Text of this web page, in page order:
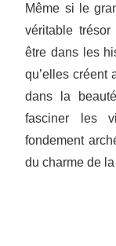
Même si le
véritable
être dans les
qu’elles créent
dans la
fasciner les
fondement
du charme de